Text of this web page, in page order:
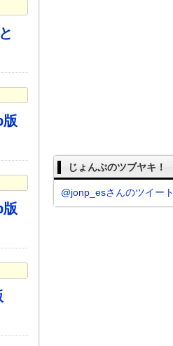
版
版
じょんぷのツブヤキ！
@jonp_esさんのツイート